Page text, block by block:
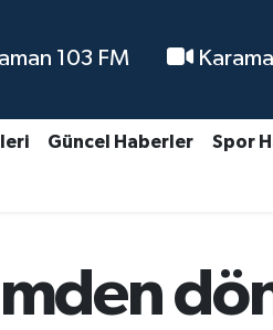
103 FM
Güncel Haberler Spor